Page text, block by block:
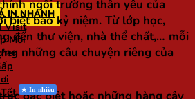
IN NHANH
Visit
Mời
ngôi trường thân yêu của
biết bao kỷ niệm. Từ lớp học,
đến thư viện, nhà thể chất,… mỗi
những câu chuyện riêng của